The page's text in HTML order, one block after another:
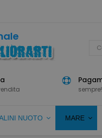
sempre!
NUOTO MARE